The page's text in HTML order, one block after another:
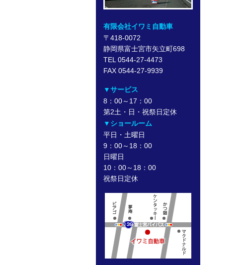
有限会社イワミ自動車
〒418-0072
静岡県富士宮市矢立町698
TEL 0544-27-4473
FAX 0544-27-9939
▼サービス
8：00～17：00
第2土・日・祝祭日定休
▼ショールーム
平日・土曜日
9：00～18：00
日曜日
10：00～18：00
祝祭日定休